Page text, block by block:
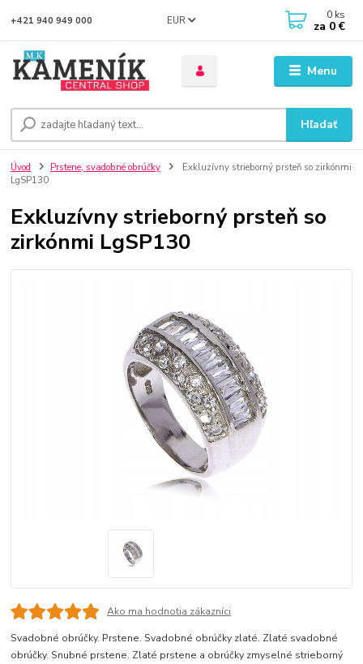
Menu
EUR
Hľadať
+421 940 949 000 0 ks
za 0 €
Úvod Prstene, svadobné obrúčky
Exkluzívny strieborný prsteň so zirkónmi
LgSP130
Exkluzívny strieborný prsteň so
zirkónmi LgSP130
Ako ma hodnotia zákazníci
Svadobné obrúčky. Prstene. Svadobné obrúčky zlaté. Zlaté svadobné
obrúčky. Snubné prstene. Zlaté prstene a obrúčky zmyselné strieborný